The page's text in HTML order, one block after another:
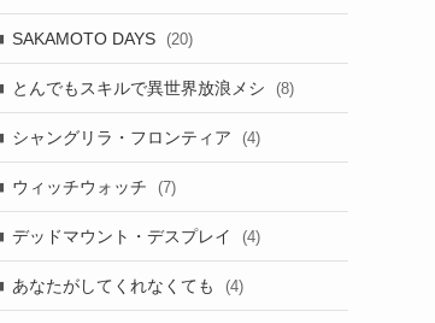
SAKAMOTO DAYS (20)
とんでもスキルで異世界放浪メシ (8)
シャングリラ・フロンティア (4)
ウィッチウォッチ (7)
デッドマウント・デスプレイ (4)
あなたがしてくれなくても (4)